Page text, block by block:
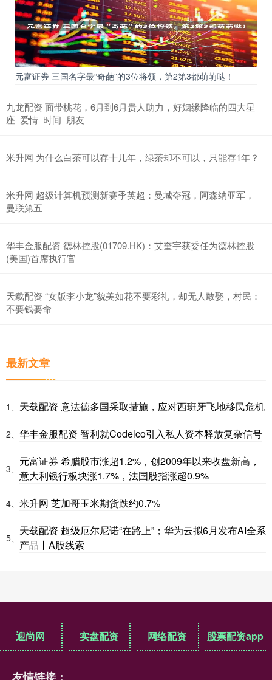
元富证券 三国名字最“奇葩”的3位将领，第2第3都萌萌哒！
九龙配资 面带桃花，6月到6月贵人助力，好姻缘降临的四大星
座_爱情_时间_朋友
米升网 为什么白茶可以存十几年，绿茶却不可以，只能存1年？
米升网 超级计算机预测新赛季英超：曼城夺冠，阿森纳亚军，
曼联第五
华丰金服配资 德林控股(01709.HK)：艾奎宇获委任为德林控股
(美国)首席执行官
天载配资 “女版李小龙”貌美如花不要彩礼，却无人敢娶，村民：
不要钱要命
最新文章
1、 天载配资 意法德多国采取措施，应对西班牙飞地移民危机
2、 华丰金服配资 智利就Codelco引入私人资本释放复杂信号
3、
元富证券 希腊股市涨超1.2%，创2009年以来收盘新高，
意大利银行板块涨1.7%，法国股指涨超0.9%
4、 米升网 芝加哥玉米期货跌约0.7%
5、
天载配资 超级厄尔尼诺“在路上”；华为云拟6月发布AI全系
产品丨A股线索
迎尚网 实盘配资 网络配资 股票配资app